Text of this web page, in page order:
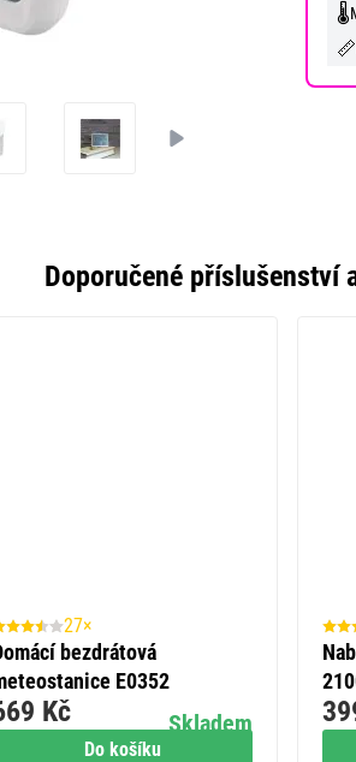
🌡️
📏
Doporučené příslušenství
Do košíku
27×
bezdrátová
E0352
Skladem
Kč